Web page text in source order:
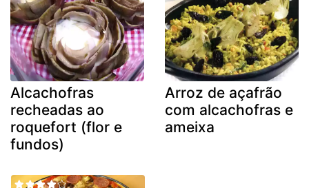
Alcachofras
recheadas ao
roquefort (flor e
fundos)
Arroz de açafrão
com alcachofras e
ameixa